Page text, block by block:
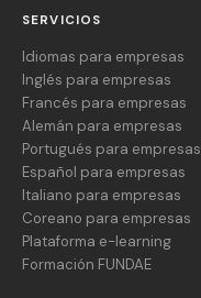
SERVICIOS
Idiomas para empresas
Inglés para empresas
Francés para empresas
Alemán para empresas
Portugués para empresas
Español para empresas
Italiano para empresas
Coreano para empresas
Plataforma e-learning
Formación FUNDAE